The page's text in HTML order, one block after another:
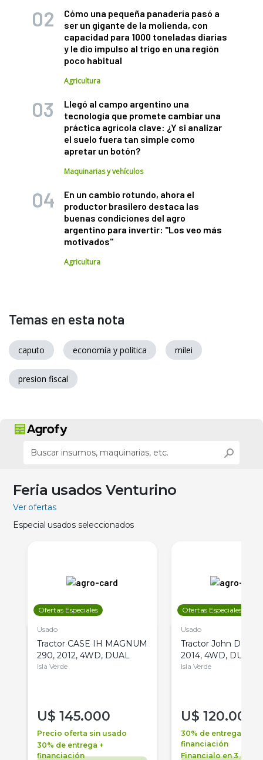
Cómo una pequeña panadería pasó a
ser un gigante de la molienda, con
capacidad para 1000 toneladas diarias
y le dio impulso al trigo en una región
poco habitual
Agricultura
Llegó al campo argentino una
tecnología que promete cambiar una
práctica agrícola clave: ¿Y si analizar
el suelo fuera tan simple como
apretar un botón?
Maquinarias y vehículos
En un cambio rotundo, ahora el
productor brasilero destaca las
buenas condiciones del agro
argentino para invertir: "Los veo más
motivados"
Agricultura
Temas en esta nota
caputo economía y política milei
presion fiscal
Feria usados Venturino
Ver ofertas
Especial usados seleccionados
Ofertas Especiales
Usado
Tractor CASE IH MAGNUM
290, 2012, 4WD, DUAL
Isla Verde
U$ 145.000
Precio oferta sin usado
30% de entrega +
financiación
Ofertas Especiales
Usado
Tractor John Deere
2014, 4WD, DUAL
Isla Verde
U$ 120.000
30% de entrega +
financiación
Financialo en 3 años